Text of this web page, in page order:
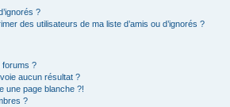
?
des utilisateurs de ma liste d’amis ou d’ignorés ?
forums ?
aucun résultat ?
une page blanche ?!
?